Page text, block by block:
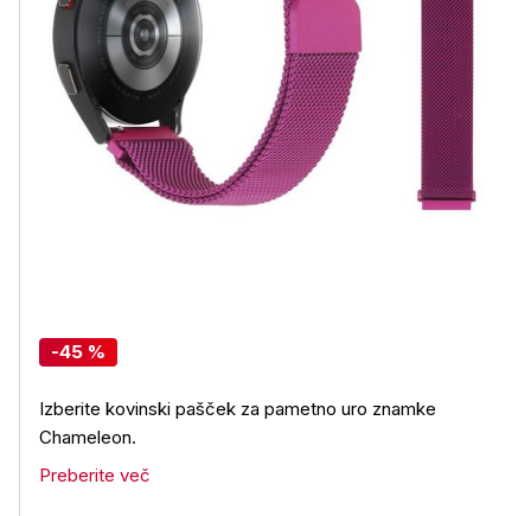
-45 %
Izberite kovinski pašček za pametno uro znamke
Chameleon.
Preberite več